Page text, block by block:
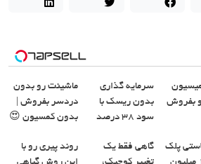
بفروش
سرمایه گذاری
بدون ریسک با
سود 38 درصد
ماشینت رو بدون
دردسر بفروش |
بدون کمسیون 😍
پلک
گاهی فقط یک
روند پیری رو با